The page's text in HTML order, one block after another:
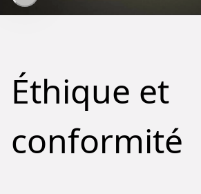
Éthique et
conformité